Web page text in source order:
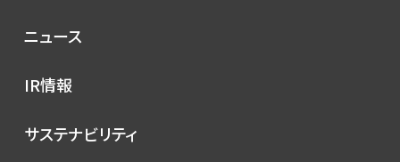
コンセプト
シノプスのこだわり
ニュース
プレスリリース
イベント
IR情報
IRニュース
サステナビリティ